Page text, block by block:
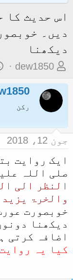
اس حدیث کا
دیں۔
دیکھنا
م
ض
ک
ا
آ
غ
ا
ز
ک
ر
ن
dew1850
رکن
جون 12، 2018
ایک روایت
صلی اللہ
النظر الی
والخرۃ
خوبصورت
دیکھنا
اضافہ کرتی
کیا یہ